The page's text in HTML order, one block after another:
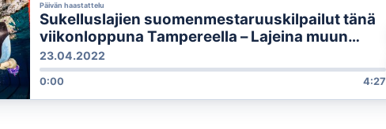
Päivän haastattelu
Sukelluslajien suomenmestaruuskilpailut tänä
viikonloppuna Tampereella – Lajeina muun
muassa räpyläuinti ja vedenalainen
tarkkuusammunta
23.04.2022
0:00 4:27